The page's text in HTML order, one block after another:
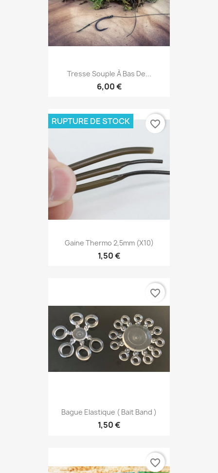
Tresse Souple À Bas De...
6,00 €
Gaine Thermo 2,5mm (x10)
1,50 €
RUPTURE DE STOCK favorite_border
Bague Elastique ( Bait Band )
1,50 €
favorite_border
favorite_border